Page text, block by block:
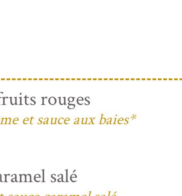
rouges
et sauce aux baies*
salé